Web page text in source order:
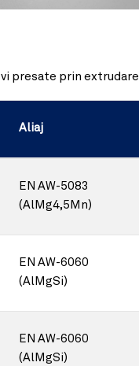
presate prin extrudare
Aliaj
EN AW-5083
(AlMg4,5Mn)
EN AW-6060
(AlMgSi)
EN AW-6060
(AlMgSi)